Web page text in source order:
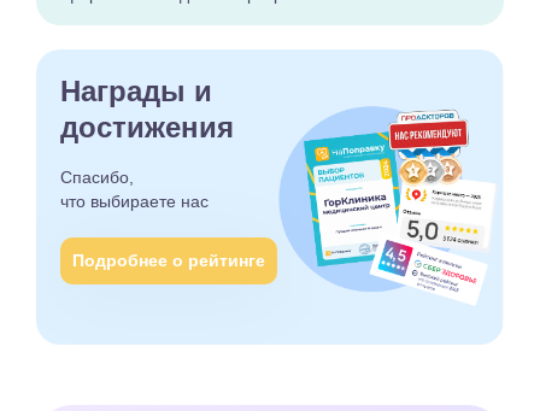
Награды и
достижения
Спасибо,
что выбираете нас
Подробнее о рейтинге